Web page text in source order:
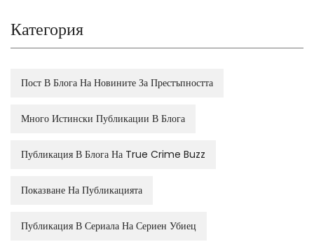
Категория
Пост В Блога На Новините За Престъпността
Много Истински Публикации В Блога
Публикация В Блога На True Crime Buzz
Показване На Публикацията
Публикация В Сериала На Сериен Убиец